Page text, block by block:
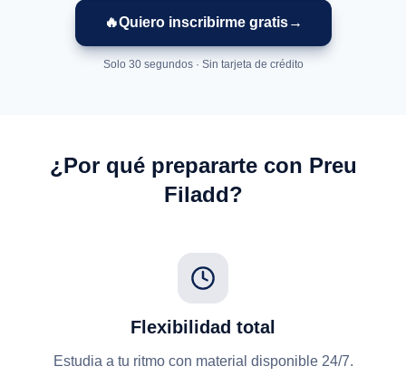
🔥Quiero inscribirme gratis→
Solo 30 segundos · Sin tarjeta de crédito
¿Por qué prepararte con Preu
Filadd?
Flexibilidad total
Estudia a tu ritmo con material disponible 24/7.